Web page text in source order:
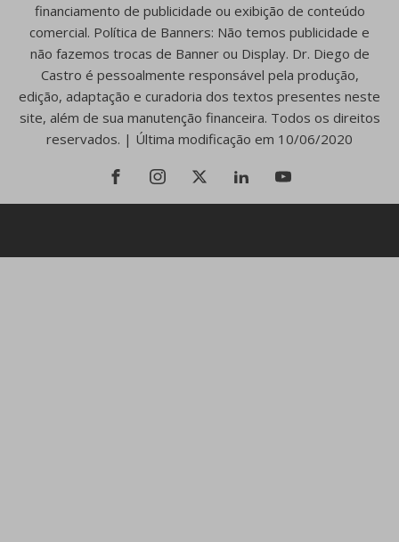
financiamento de publicidade ou exibição de conteúdo
comercial. Política de Banners: Não temos publicidade e
não fazemos trocas de Banner ou Display. Dr. Diego de
Castro é pessoalmente responsável pela produção,
edição, adaptação e curadoria dos textos presentes neste
site, além de sua manutenção financeira. Todos os direitos
reservados. | Última modificação em 10/06/2020